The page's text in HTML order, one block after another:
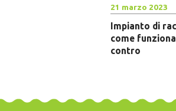
21 marzo 2023
Impianto di
come
contro